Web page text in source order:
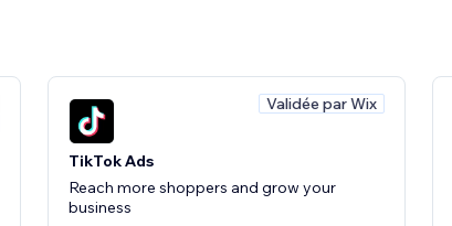
Validée par Wix
TikTok Ads
Reach more shoppers and grow your
business